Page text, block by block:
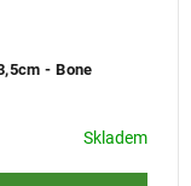
- Bone
Skladem